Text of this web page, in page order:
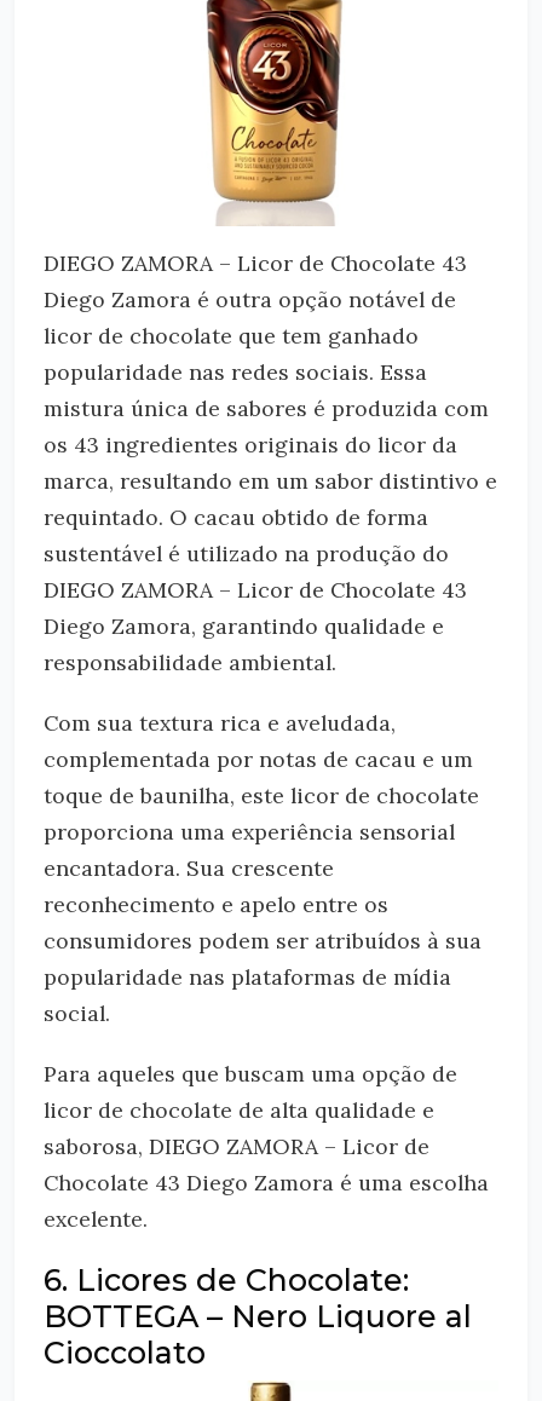
DIEGO ZAMORA – Licor de Chocolate 43
Diego Zamora é outra opção notável de
licor de chocolate que tem ganhado
popularidade nas redes sociais. Essa
mistura única de sabores é produzida com
os 43 ingredientes originais do licor da
marca, resultando em um sabor distintivo e
requintado. O cacau obtido de forma
sustentável é utilizado na produção do
DIEGO ZAMORA – Licor de Chocolate 43
Diego Zamora, garantindo qualidade e
responsabilidade ambiental.
Com sua textura rica e aveludada,
complementada por notas de cacau e um
toque de baunilha, este licor de chocolate
proporciona uma experiência sensorial
encantadora. Sua crescente
reconhecimento e apelo entre os
consumidores podem ser atribuídos à sua
popularidade nas plataformas de mídia
social.
Para aqueles que buscam uma opção de
licor de chocolate de alta qualidade e
saborosa, DIEGO ZAMORA – Licor de
Chocolate 43 Diego Zamora é uma escolha
excelente.
6. Licores de Chocolate:
BOTTEGA – Nero Liquore al
Cioccolato